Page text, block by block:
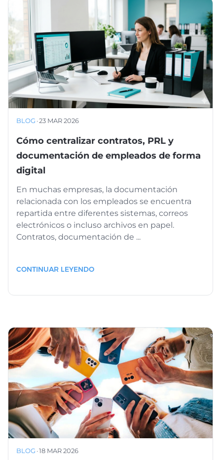
BLOG ·23 MAR 2026
Cómo centralizar contratos, PRL y
documentación de empleados de forma
digital
En muchas empresas, la documentación
relacionada con los empleados se encuentra
repartida entre diferentes sistemas, correos
electrónicos o incluso archivos en papel.
Contratos, documentación de ...
CONTINUAR LEYENDO
BLOG ·18 MAR 2026